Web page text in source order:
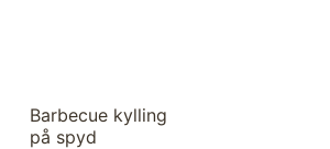
Barbecue kylling
på spyd